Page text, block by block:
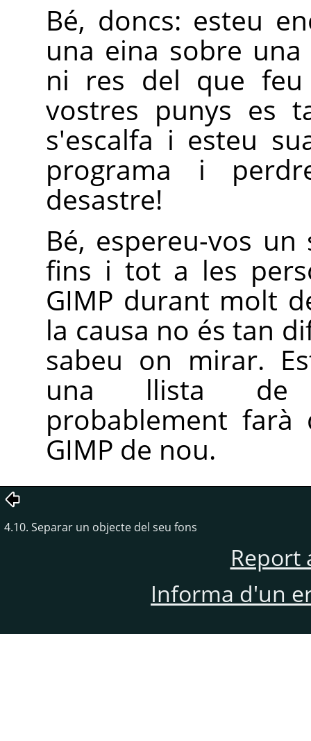
Bé, doncs: esteu
una eina sobre
ni res del que feu
vostres punys es
s'escalfa i esteu
programa i
desastre!
Bé, espereu-vos
fins i tot a les
GIMP durant molt
la causa no és tan
sabeu on mirar.
una llista de
probablement
GIMP de nou.
4.10. Separar un objecte del seu fons
Report
Informa d'un